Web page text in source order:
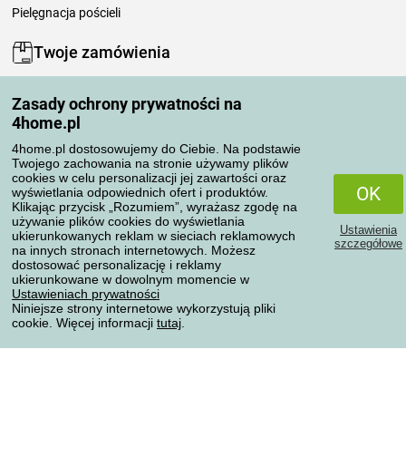
Zasady ochrony prywatności na
4home.pl
4home.pl dostosowujemy do Ciebie. Na podstawie
Twojego zachowania na stronie używamy plików
cookies w celu personalizacji jej zawartości oraz
wyświetlania odpowiednich ofert i produktów.
Klikając przycisk „Rozumiem”, wyrażasz zgodę na
używanie plików cookies do wyświetlania
ukierunkowanych reklam w sieciach reklamowych
na innych stronach internetowych. Możesz
dostosować personalizację i reklamy
ukierunkowane w dowolnym momencie w
Ustawieniach prywatności
Niniejsze strony internetowe wykorzystują pliki
cookie. Więcej informacji tutaj
OK
Ustawienia
szczegółowe
Pielęgnacja pościeli
Twoje zamówienia
Moje zamówienia
Reklamacje
Odstąpienie od umowy
Zasady przetwarzania recenzji
Sposoby transportu
Metody płatności